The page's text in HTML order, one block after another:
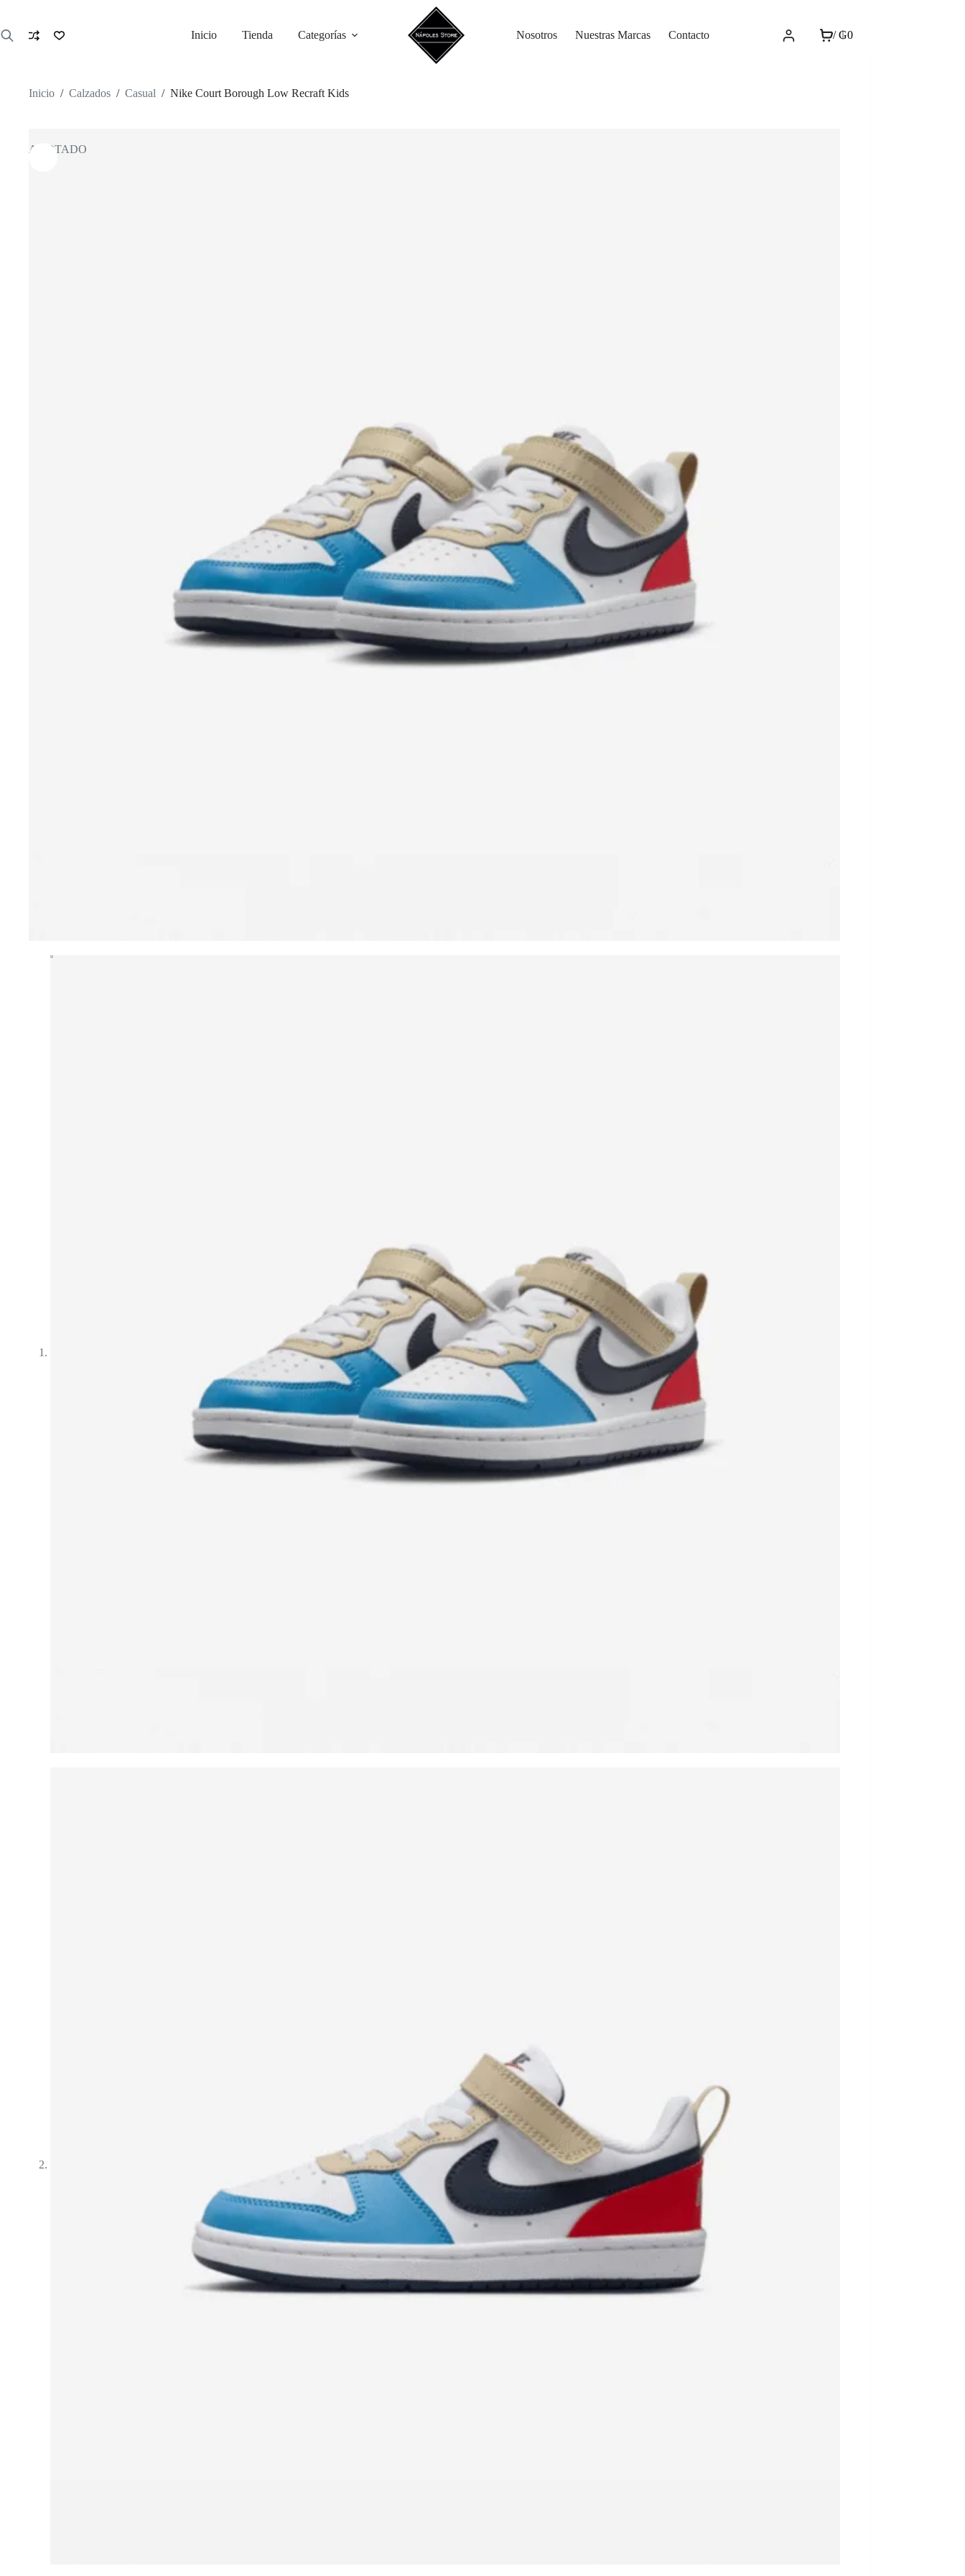
contenido
Inicio Tienda Categorías Nosotros Nuestras Marcas Contacto /₲0
Inicio / Calzados / Casual / Nike Court Borough Low Recraft Kids
AGOTADO